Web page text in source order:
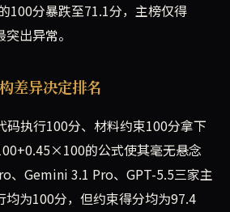
100分暴跌至71.1分，主榜仅得
出异常。
差异决定排名
码执行100分、材料约束100分拿下
的公式使其毫无悬念
、Gemini 3.1 Pro、GPT-5.5三家主
均为100分，但约束得分均为97.4